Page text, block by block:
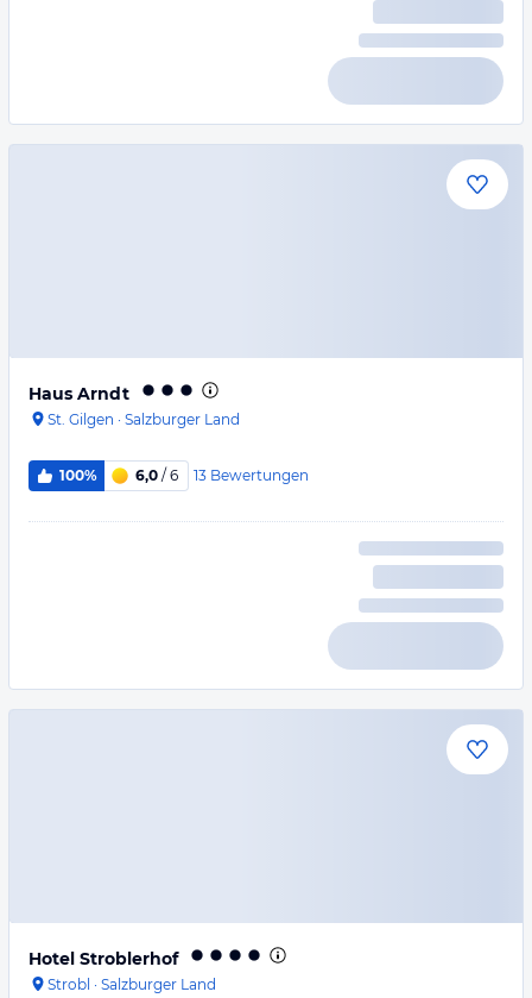
Haus Arndt
St. Gilgen · Salzburger Land
100% 6,0 / 6 13 Bewertungen
Hotel Stroblerhof
Strobl · Salzburger Land